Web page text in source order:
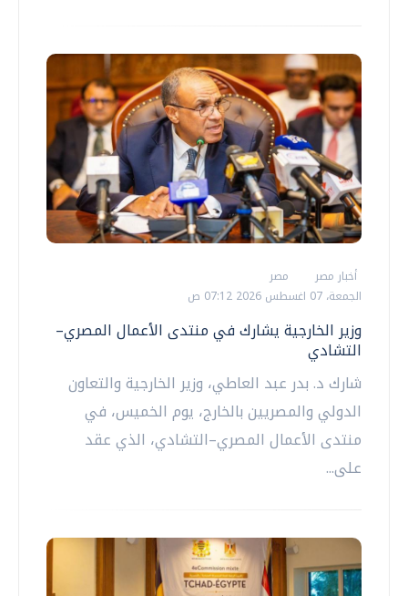
أخبار مصر
مصر
الجمعة، 07 اغسطس 2026 07:12 ص
وزير الخارجية يشارك في منتدى الأعمال المصري–
التشادي
شارك د. بدر عبد العاطي، وزير الخارجية والتعاون
الدولي والمصريين بالخارج، يوم الخميس، في
منتدى الأعمال المصري–التشادي، الذي عقد
على...